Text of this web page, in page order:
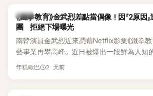
員身分出道，該團在 2000 年代初期紅極一
智英兩位女成員，以及張錫炫、Chris Kim 兩
過後來爆出長達四年的團內霸凌風波，甚至
李智惠言語辱罵、動手等爭議，最終團體於
體解散後，李智惠轉型 solo，靠著綜藝與歌
藝圈。據悉，她當年能加入 S#arp，也與 李
感情方面，李智惠於 2017 年與圈外男友結
韓星
《鐵拳教育》金武烈差點當偶像！因「2原因
團 拒絕下場曝光
南韓演員金武烈近來憑藉Netflix影集《鐵拳教
藝事業再攀高峰。近日被爆出一段鮮為人知
他當年差點不是以演員身分出道，而是成為
年糕歐巴 2 天前